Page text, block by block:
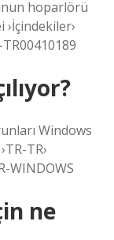
hoparlörü
Windows
TR›
WINDOWS
ne